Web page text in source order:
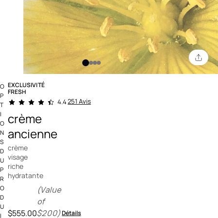
EXCLUSIVITÉ
FRESH
4,6 out of 5 Customer Rating
4.4251 Avis
crème
ancienne
crème
visage
riche
hydratante
$555.00
(Value
of
$200)Détails
O
P
T
I
O
N
S
D
U
P
R
O
D
U
I